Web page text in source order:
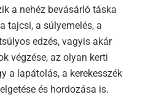
a nehéz bevásárló táska
tajcsi, a súlyemelés, a
edzés, vagyis akár
végzése, az olyan kerti
a lapátolás, a kerekesszék
és hordozása is.